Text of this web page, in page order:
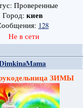
Проверенные
Город: киев
128
Не в сети
ЗИМЫ